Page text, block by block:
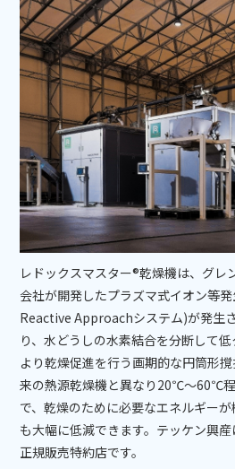
レドックスマスター®乾燥機は、グレ
会社が開発したプラズマ式イオン等
Reactive Approachシステム)が発生
り、水どうしの水素結合を分断して
より乾燥促進を行う画期的な円筒形
来の熱源乾燥機と異なり20℃～60℃
で、乾燥のために必要なエネルギー
も大幅に低減できます。テッケン興
正規販売特約店です。